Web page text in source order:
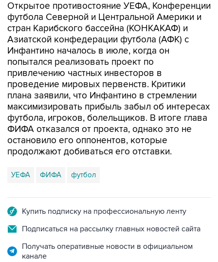
Открытое противостояние УЕФА, Конференции
футбола Северной и Центральной Америки и
стран Карибского бассейна (КОНКАКАФ) и
Азиатской конфедерации футбола (АФК) с
Инфантино началось в июле, когда он
попытался реализовать проект по
привлечению частных инвесторов в
проведение мировых первенств. Критики
плана заявили, что Инфантино в стремлении
максимизировать прибыль забыл об интересах
футбола, игроков, болельщиков. В итоге глава
ФИФА отказался от проекта, однако это не
остановило его оппонентов, которые
продолжают добиваться его отставки.
УЕФА ФИФА футбол
Купить подписку на профессиональную ленту
Подписаться на рассылку главных новостей сайта
Получать оперативные новости в официальном
канале